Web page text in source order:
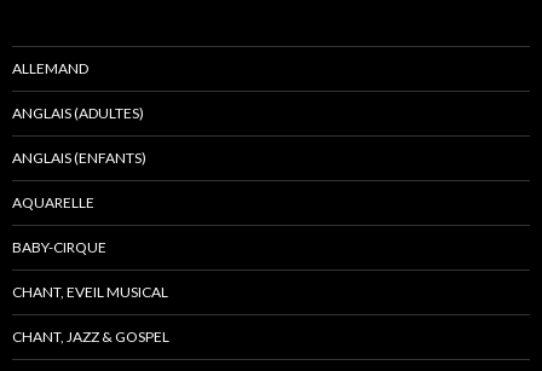
ALLEMAND
ANGLAIS (ADULTES)
ANGLAIS (ENFANTS)
AQUARELLE
BABY-CIRQUE
CHANT, EVEIL MUSICAL
CHANT, JAZZ & GOSPEL